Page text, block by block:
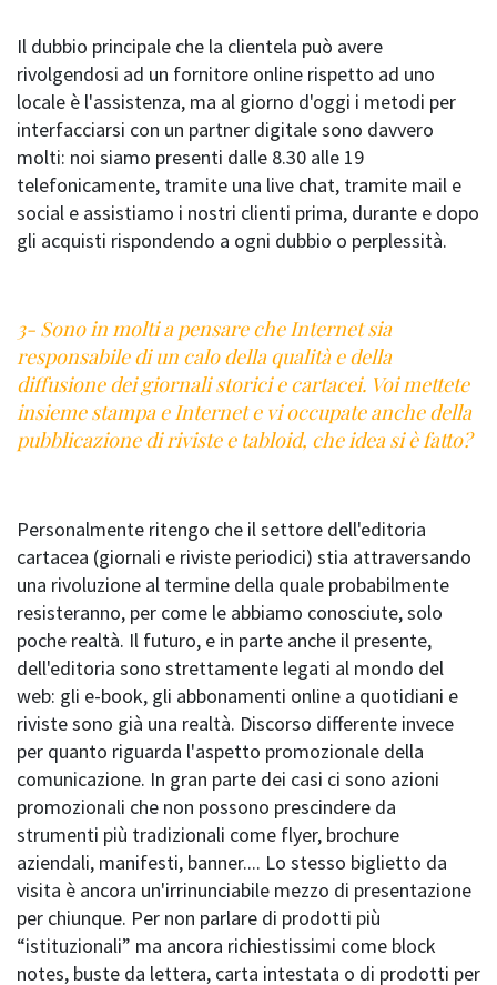
Il dubbio principale che la clientela può avere
rivolgendosi ad un fornitore online rispetto ad uno
locale è l'assistenza, ma al giorno d'oggi i metodi per
interfacciarsi con un partner digitale sono davvero
molti: noi siamo presenti dalle 8.30 alle 19
telefonicamente, tramite una live chat, tramite mail e
social e assistiamo i nostri clienti prima, durante e dopo
gli acquisti rispondendo a ogni dubbio o perplessità.
3- Sono in molti a pensare che Internet sia
responsabile di un calo della qualità e della
diffusione dei giornali storici e cartacei. Voi mettete
insieme stampa e Internet e vi occupate anche della
pubblicazione di riviste e tabloid, che idea si è fatto?
Personalmente ritengo che il settore dell'editoria
cartacea (giornali e riviste periodici) stia attraversando
una rivoluzione al termine della quale probabilmente
resisteranno, per come le abbiamo conosciute, solo
poche realtà. Il futuro, e in parte anche il presente,
dell'editoria sono strettamente legati al mondo del
web: gli e-book, gli abbonamenti online a quotidiani e
riviste sono già una realtà. Discorso differente invece
per quanto riguarda l'aspetto promozionale della
comunicazione. In gran parte dei casi ci sono azioni
promozionali che non possono prescindere da
strumenti più tradizionali come flyer, brochure
aziendali, manifesti, banner.... Lo stesso biglietto da
visita è ancora un'irrinunciabile mezzo di presentazione
per chiunque. Per non parlare di prodotti più
“istituzionali” ma ancora richiestissimi come block
notes, buste da lettera, carta intestata o di prodotti per